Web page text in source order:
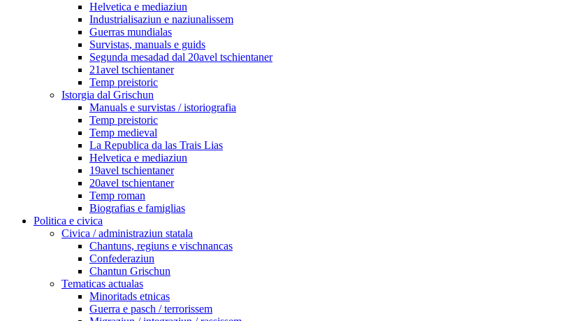
Helvetica e mediaziun
Industrialisaziun e naziunalissem
Guerras mundialas
Survistas, manuals e guids
Segunda mesadad dal 20avel tschientaner
21avel tschientaner
Temp preistoric
Istorgia dal Grischun
Manuals e survistas / istoriografia
Temp preistoric
Temp medieval
La Republica da las Trais Lias
Helvetica e mediaziun
19avel tschientaner
20avel tschientaner
Temp roman
Biografias e famiglias
Politica e civica
Civica / administraziun statala
Chantuns, regiuns e vischnancas
Confederaziun
Chantun Grischun
Tematicas actualas
Minoritads etnicas
Guerra e pasch / terrorissem